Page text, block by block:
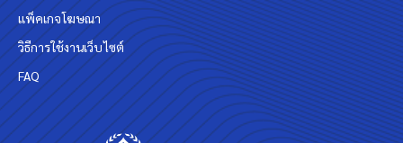
แพ็คเกจโฆษณา
วิธีการใช้งานเว็บไซต์
FAQ